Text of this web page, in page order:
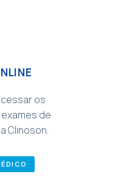
os
de
Clinoson.